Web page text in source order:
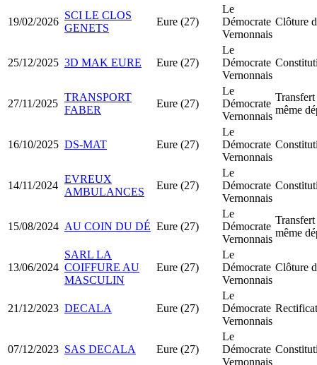
19/02/2026
SCI LE CLOS
GENETS
Eure (27)
Le
Démocrate
Vernonnais
Clôture
25/12/2025 3D MAK EURE Eure (27)
Le
Démocrate
Vernonnais
27/11/2025
TRANSPORT
FABER
Eure (27)
Le
Démocrate
Vernonnais
même
16/10/2025 DS-MAT Eure (27)
Le
Démocrate
Vernonnais
14/11/2024
EVREUX
AMBULANCES
Eure (27)
Le
Démocrate
Vernonnais
15/08/2024 AU COIN DU DÉ Eure (27)
Le
Démocrate
Vernonnais
même
13/06/2024
SARL LA
COIFFURE AU
MASCULIN
Eure (27)
Le
Démocrate
Vernonnais
Clôture
21/12/2023 DECALA Eure (27)
Le
Démocrate
Vernonnais
07/12/2023 SAS DECALA Eure (27)
Le
Démocrate
Vernonnais